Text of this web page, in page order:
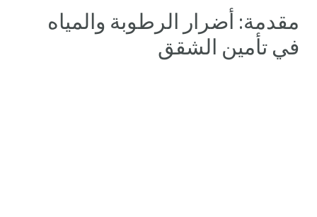
مقدمة: أضرار الرطوبة والمياه
في تأمين الشقق